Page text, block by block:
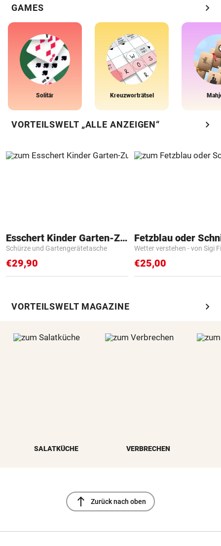
GAMES chevron_right
Solitär Kreuzworträtsel
VORTEILSWELT „ALLE ANZEIGEN“ chevron_right
Esschert Kinder Garten-Zubehör
Schürze und Gartengerätetasche
€29,90
Fetzblau oder
Wetter verstehen - von Sigi
€25,00
VORTEILSWELT MAGAZINE chevron_right
SALATKÜCHE VERBRECHEN
north Zurück nach oben